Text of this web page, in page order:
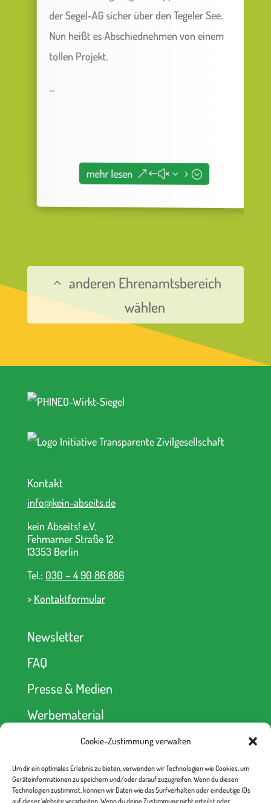
Cookie-Zustimmung verwalten
Um dir ein optimales Erlebnis zu bieten, verwenden wir Technologien wie Cookies, um
Geräteinformationen zu speichern und/oder darauf zuzugreifen. Wenn du diesen
Technologien zustimmst, können wir Daten wie das Surfverhalten oder eindeutige IDs
auf dieser Website verarbeiten. Wenn du deine Zustimmung nicht erteilst oder
der Segel-AG sicher über den Tegeler See.
Nun heißt es Abschiednehmen von einem
tollen Projekt.
mehr lesen
anderen Ehrenamtsbereich
wählen
Kontakt
info@kein-abseits.de
kein Abseits! e.V.
Fehmarner Straße 12
13353 Berlin
Tel.: 030 – 4 90 86 886
> Kontaktformular
Newsletter
FAQ
Presse & Medien
Werbematerial
kein Abseits! e.V.
Berliner Volksbank
IBAN: DE52 1009 0000 2335 6330 00